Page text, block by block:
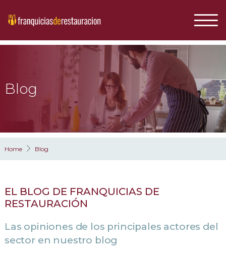
Blog
Home Blog
EL BLOG DE FRANQUICIAS DE
RESTAURACIÓN
Las opiniones de los principales actores del
sector en nuestro blog